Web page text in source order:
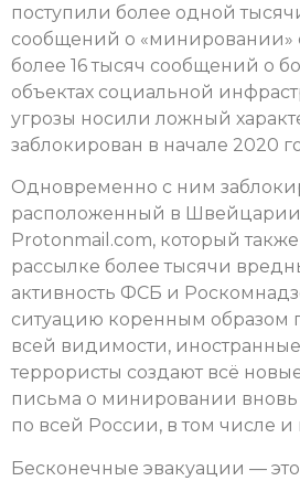
поступили более одной
сообщений о «минировании»
более 16 тысяч сообщений о
объектах социальной
угрозы носили ложный
заблокирован в начале 2020
Одновременно с ним
расположенный в Швейцарии
Protonmail.com, который
рассылке более тысячи
активность ФСБ и
ситуацию коренным образом
всей видимости,
террористы создают всё
письма о минировании
по всей России, в том числе и
Бесконечные эвакуации —